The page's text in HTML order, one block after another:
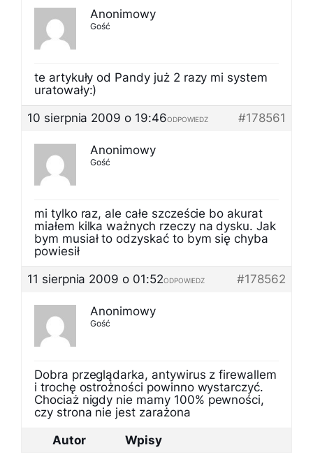
Anonimowy
Gość
te artykuły od Pandy już 2 razy mi system
uratowały:)
10 sierpnia 2009 o 19:46
#178561
ODPOWIEDZ
Anonimowy
Gość
mi tylko raz, ale całe szczeście bo akurat
miałem kilka ważnych rzeczy na dysku. Jak
bym musiał to odzyskać to bym się chyba
powiesił
11 sierpnia 2009 o 01:52
#178562
ODPOWIEDZ
Anonimowy
Gość
Dobra przeglądarka, antywirus z firewallem
i trochę ostrożności powinno wystarczyć.
Chociaż nigdy nie mamy 100% pewności,
czy strona nie jest zarażona
Autor
Wpisy